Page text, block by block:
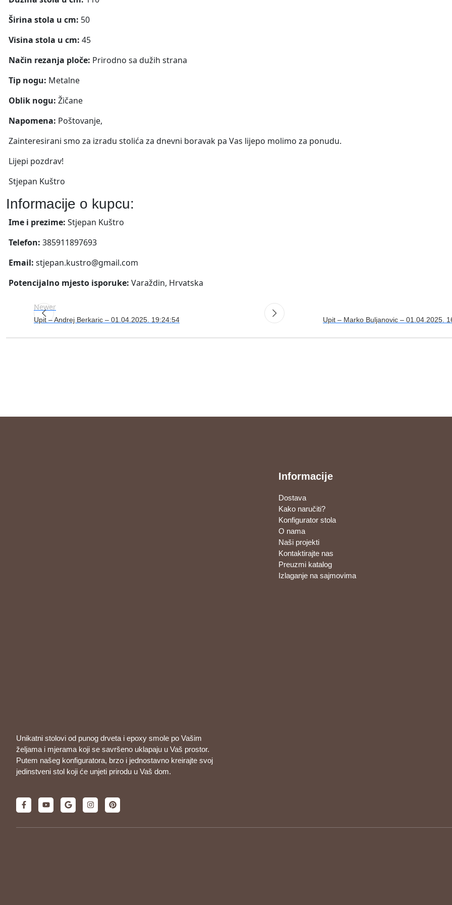
Širina stola u cm: 50
Visina stola u cm: 45
Način rezanja ploče: Prirodno sa dužih strana
Tip nogu: Metalne
Oblik nogu: Žičane
Napomena: Poštovanje,
Zainteresirani smo za izradu stolića za dnevni boravak pa Vas lijepo molimo za ponudu.
Lijepi pozdrav!
Stjepan Kuštro
Informacije o kupcu:
Ime i prezime: Stjepan Kuštro
Telefon: 385911897693
Email: stjepan.kustro@gmail.com
Potencijalno mjesto isporuke: Varaždin, Hrvatska
Newer
Upit – Andrej Berkaric – 01.04.2025. 19:24:54 Upit – Marko Buljanovic – 01.04.2025.
Unikatni stolovi od punog drveta i epoxy smole po Vašim
željama i mjerama koji se savršeno uklapaju u Vaš prostor.
Putem našeg konfiguratora, brzo i jednostavno kreirajte svoj
jedinstveni stol koji će unjeti prirodu u Vaš dom.
Informacije
Dostava
Kako naručiti?
Konfigurator stola
O nama
Naši projekti
Kontaktirajte nas
Preuzmi katalog
Izlaganje na sajmovima